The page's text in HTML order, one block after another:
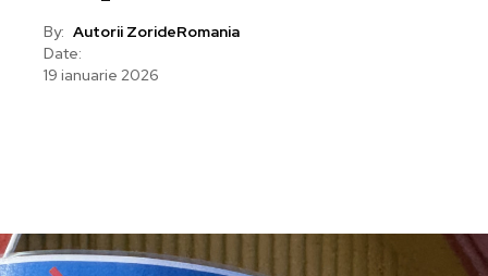
By: Autorii ZorideRomania
Date:
19 ianuarie 2026